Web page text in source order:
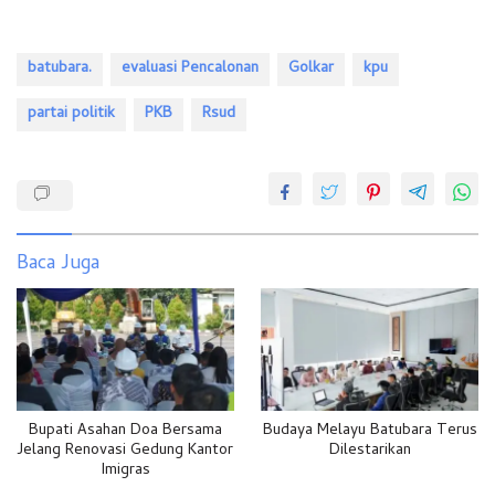
batubara. evaluasi Pencalonan Golkar
kpu
partai politik
PKB Rsud
Baca Juga
Bupati Asahan Doa Bersama
Jelang Renovasi Gedung Kantor
Imigras
Budaya Melayu Batubara Terus
Dilestarikan